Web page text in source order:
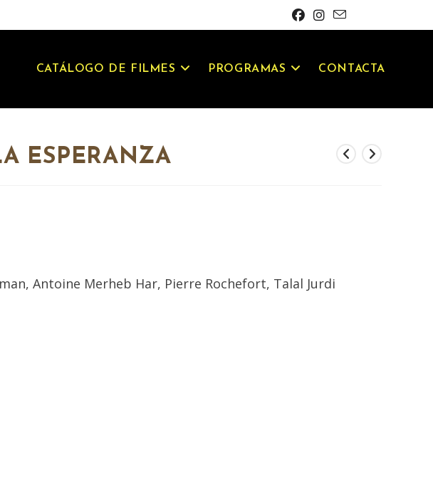
CATÁLOGO DE FILMES PROGRAMAS CONTACTA
ESPERANZA
Antoine Merheb Har, Pierre Rochefort, Talal Jurdi